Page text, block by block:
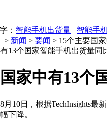
： 智能手机出货量 智能手
> 新闻 > 要闻 > 15个主要国
家中有13个
8月10日，根据TechInsights
下降。